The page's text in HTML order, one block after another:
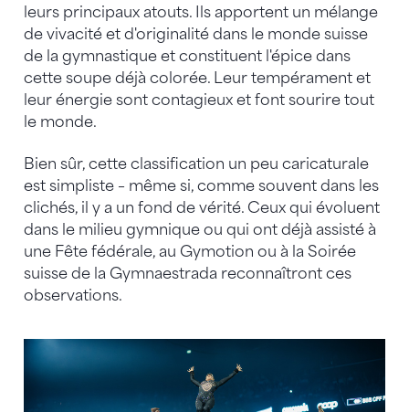
leurs principaux atouts. Ils apportent un mélange
de vivacité et d'originalité dans le monde suisse
de la gymnastique et constituent l'épice dans
cette soupe déjà colorée. Leur tempérament et
leur énergie sont contagieux et font sourire tout
le monde.
Bien sûr, cette classification un peu caricaturale
est simpliste – même si, comme souvent dans les
clichés, il y a un fond de vérité. Ceux qui évoluent
dans le milieu gymnique ou qui ont déjà assisté à
une Fête fédérale, au Gymotion ou à la Soirée
suisse de la Gymnaestrada reconnaîtront ces
observations.